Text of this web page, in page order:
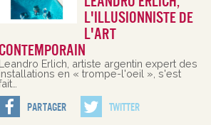
l'illusionniste de
l'art
contemporain
Leandro Erlich, artiste argentin expert des
installations en « trompe-l'oeil », s'est
Partager Twitter